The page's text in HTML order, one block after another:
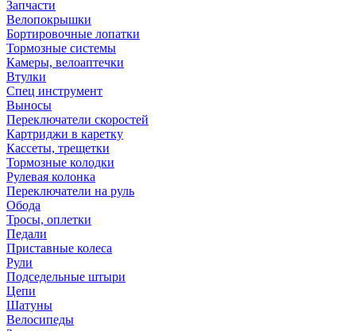
Запчасти
Велопокрышки
Бортировочные лопатки
Тормозные системы
Камеры, велоаптечки
Втулки
Спец инструмент
Выносы
Переключатели скоростей
Картриджи в каретку
Кассеты, трещетки
Тормозные колодки
Рулевая колонка
Переключатели на руль
Обода
Тросы, оплетки
Педали
Приставные колеса
Рули
Подседельные штыри
Цепи
Шатуны
Велосипеды